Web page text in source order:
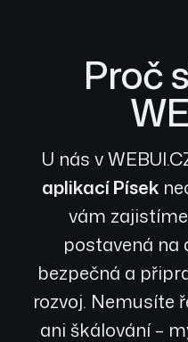
Proč
U nás v
aplikací Písek
vám
postavená na
bezpečná a
rozvoj. Nemusíte
ani škálování –